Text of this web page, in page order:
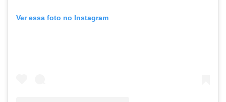
Ver essa foto no Instagram